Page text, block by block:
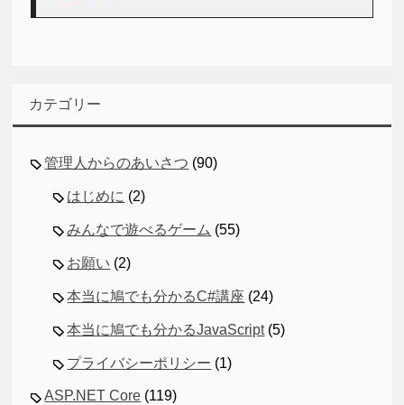
カテゴリー
管理人からのあいさつ (90)
はじめに (2)
みんなで遊べるゲーム (55)
お願い (2)
本当に鳩でも分かるC#講座 (24)
本当に鳩でも分かるJavaScript(5)
プライバシーポリシー (1)
ASP.NET Core (119)